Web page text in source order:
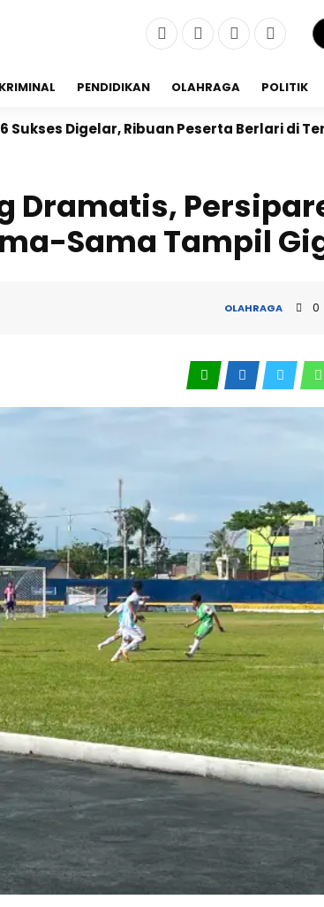
KRIMINAL PENDIDIKAN OLAHRAGA POLITIK
Ribuan Peserta Berlari di Tengah Hamparan
Dramatis,
Sama Tampil
OLAHRAGA 0